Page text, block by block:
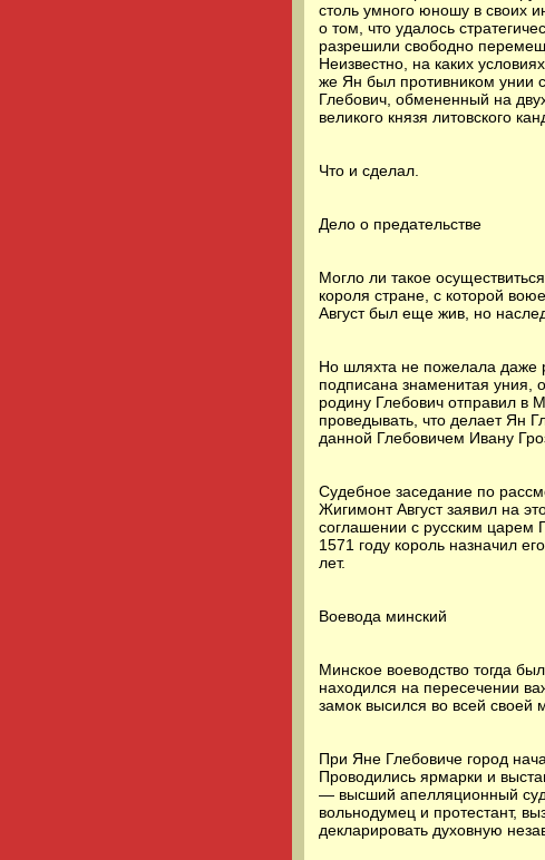
столь умного юношу в своих
о том, что удалось
разрешили свободно
Неизвестно, на каких
же Ян был противником унии
Глебович, обмененный на
великого князя литовского
Что и сделал.
Дело о предательстве
Могло ли такое
короля стране, с которой
Август был еще жив, но
Но шляхта не пожелала даже
подписана знаменитая уния,
родину Глебович отправил в
проведывать, что делает Ян
данной Глебовичем Ивану
Судебное заседание по
Жигимонт Август заявил на
соглашении с русским царем
1571 году король назначил
лет.
Воевода минский
Минское воеводство тогда
находился на пересечении
замок высился во всей
При Яне Глебовиче город
Проводились ярмарки и
— высший апелляционный суд.
вольнодумец и протестант,
декларировать духовную